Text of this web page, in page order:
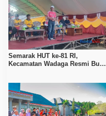
Semarak HUT ke-81 RI,
Kecamatan Wadaga Resmi Buka